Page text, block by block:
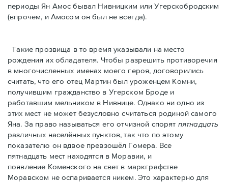
периоды Ян Амос бывал Нивницким или Угерскобродским
(впрочем, и Амосом он был не всегда).
Такие прозвища в то время указывали на место
рождения их обладателя. Чтобы разрешить противоречия
в многочисленных именах моего героя, договорились
считать, что его отец Мартин был уроженцем Комни,
получившим гражданство в Угерском Броде и
работавшим мельником в Нивнице. Однако ни одно из
этих мест не может безусловно считаться родиной самого
Яна. За право называться его отчизной спорят пятнадцать
различных населённых пунктов, так что по этому
показателю он вдвое превзошёл Гомера. Все
пятнадцать мест находятся в Моравии, и
появление Коменского на свет в маркграфстве
Моравском не оспаривается никем. Это характерно для